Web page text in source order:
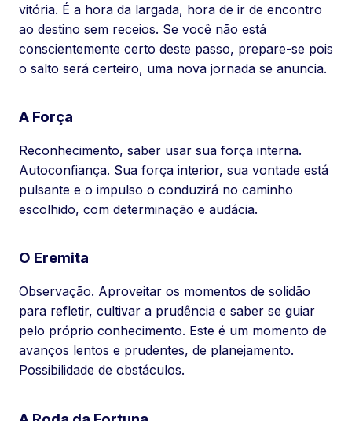
vitória. É a hora da largada, hora de ir de encontro
ao destino sem receios. Se você não está
conscientemente certo deste passo, prepare-se pois
o salto será certeiro, uma nova jornada se anuncia.
A Força
Reconhecimento, saber usar sua força interna.
Autoconfiança. Sua força interior, sua vontade está
pulsante e o impulso o conduzirá no caminho
escolhido, com determinação e audácia.
O Eremita
Observação. Aproveitar os momentos de solidão
para refletir, cultivar a prudência e saber se guiar
pelo próprio conhecimento. Este é um momento de
avanços lentos e prudentes, de planejamento.
Possibilidade de obstáculos.